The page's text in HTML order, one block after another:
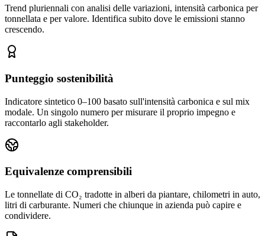
AVANZATO
Analisi e Controllo
Integrazioni
SISTEMA
Abbonamento
60
Trend pluriennali con analisi delle variazioni, intensità carbonica per
tonnellata e per valore. Identifica subito dove le emissioni stanno
crescendo.
Punteggio sostenibilità
Indicatore sintetico 0–100 basato sull'intensità carbonica e sul mix
modale. Un singolo numero per misurare il proprio impegno e
raccontarlo agli stakeholder.
Equivalenze comprensibili
Le tonnellate di CO₂ tradotte in alberi da piantare, chilometri in auto,
litri di carburante. Numeri che chiunque in azienda può capire e
condividere.